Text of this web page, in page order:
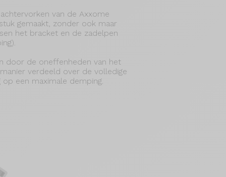
van de Axxome
gemaakt, zonder ook maar
het bracket en de zadelpen
door de oneffenheden van het
verdeeld over de volledige
een maximale demping.